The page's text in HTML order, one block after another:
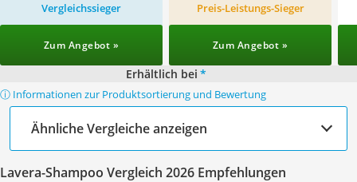
Vergleichssieger
Zum Angebot »
Preis-Leistungs-Sieger
Zum Angebot »
Erhältlich bei *
ⓘ Informationen zur Produktsortierung und Bewertung
Ähnliche Vergleiche anzeigen
Lavera-Shampoo Vergleich 2026 Empfehlungen